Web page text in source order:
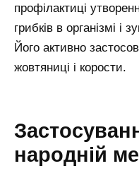
профілактиці
грибків в організмі і
Його активно
жовтяниці і корости.
народній